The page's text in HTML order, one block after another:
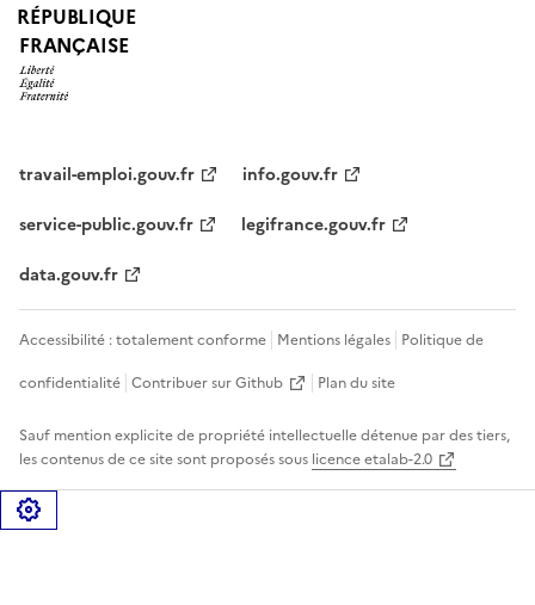
RÉPUBLIQUE
FRANÇAISE
travail-emploi.gouv.fr
info.gouv.fr
service-public.gouv.fr
legifrance.gouv.fr
data.gouv.fr
Accessibilité : totalement conforme Mentions légales Politique de
confidentialité Contribuer sur Github Plan du site
Sauf mention explicite de propriété intellectuelle détenue par des tiers,
les contenus de ce site sont proposés sous licence etalab-2.0
Gérer les cookies